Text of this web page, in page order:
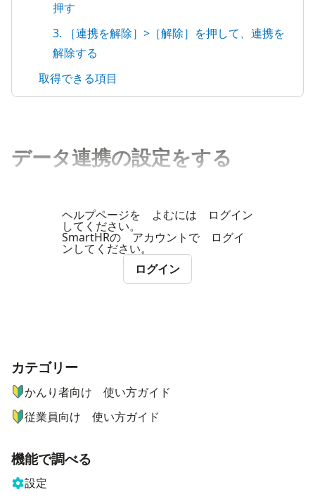
押す
3. ［連携を解除］>［解除］を押して、連携を
解除する
取得できる項目
データ連携の設定をする
ヘルプページを よむには ログイン
してください。
SmartHRの アカウントで ログイ
ンしてください。
ログイン
ナビゲーションメニュー
カテゴリー
かんり者向け 使い方ガイド
従業員向け 使い方ガイド
機能で調べる
設定